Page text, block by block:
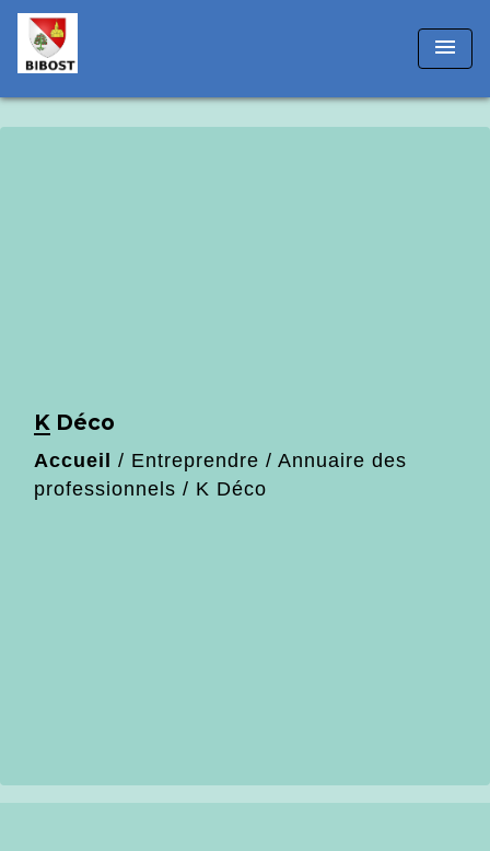
!-- Matomo -->
menu
K Déco
Accueil / Entreprendre / Annuaire des
professionnels / K Déco